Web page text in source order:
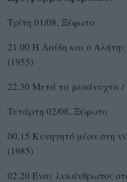
Τρίτη 01/08, Ξέφωτο
21.00 Η Λαίδη και ο Αλήτης
(1955)
22.30 Μετά τα μεσάνυχτα /
Τετάρτη 02/08, Ξέφωτο
00.15 Κυνηγητό μέσα στη
(1985)
02.20 Ένας λυκάνθρωπος